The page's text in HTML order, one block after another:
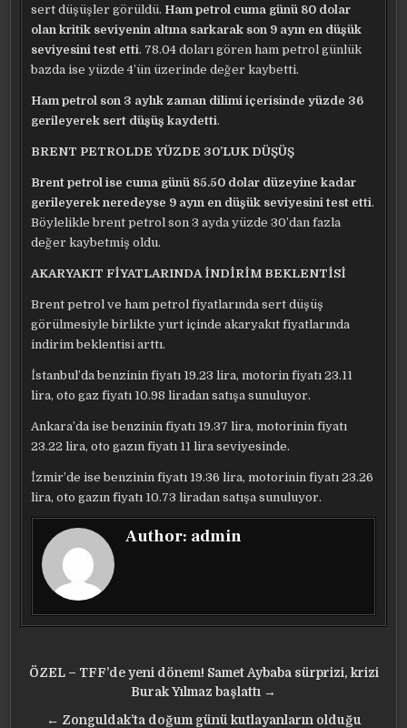
sert düşüşler görüldü. Ham petrol cuma günü 80 dolar
olan kritik seviyenin altına sarkarak son 9 ayın en düşük
seviyesini test etti. 78.04 doları gören ham petrol günlük
bazda ise yüzde 4’ün üzerinde değer kaybetti.
Ham petrol son 3 aylık zaman dilimi içerisinde yüzde 36
gerileyerek sert düşüş kaydetti.
BRENT PETROLDE YÜZDE 30’LUK DÜŞÜŞ
Brent petrol ise cuma günü 85.50 dolar düzeyine kadar
gerileyerek neredeyse 9 ayın en düşük seviyesini test etti.
Böylelikle brent petrol son 3 ayda yüzde 30’dan fazla
değer kaybetmiş oldu.
AKARYAKIT FİYATLARINDA İNDİRİM BEKLENTİSİ
Brent petrol ve ham petrol fiyatlarında sert düşüş
görülmesiyle birlikte yurt içinde akaryakıt fiyatlarında
indirim beklentisi arttı.
İstanbul’da benzinin fiyatı 19.23 lira, motorin fiyatı 23.11
lira, oto gaz fiyatı 10.98 liradan satışa sunuluyor.
Ankara’da ise benzinin fiyatı 19.37 lira, motorinin fiyatı
23.22 lira, oto gazın fiyatı 11 lira seviyesinde.
İzmir’de ise benzinin fiyatı 19.36 lira, motorinin fiyatı 23.26
lira, oto gazın fiyatı 10.73 liradan satışa sunuluyor.
Author: admin
Yazı
gezinmesi
ÖZEL – TFF’de yeni dönem! Samet Aybaba sürprizi, krizi
Burak Yılmaz başlattı →
← Zonguldak’ta doğum günü kutlayanların olduğu